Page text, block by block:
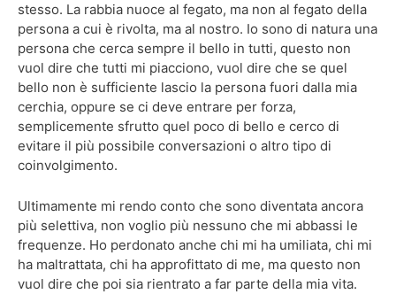
stesso. La rabbia nuoce al fegato, ma non al fegato della
persona a cui è rivolta, ma al nostro. Io sono di natura una
persona che cerca sempre il bello in tutti, questo non
vuol dire che tutti mi piacciono, vuol dire che se quel
bello non è sufficiente lascio la persona fuori dalla mia
cerchia, oppure se ci deve entrare per forza,
semplicemente sfrutto quel poco di bello e cerco di
evitare il più possibile conversazioni o altro tipo di
coinvolgimento.
Ultimamente mi rendo conto che sono diventata ancora
più selettiva, non voglio più nessuno che mi abbassi le
frequenze. Ho perdonato anche chi mi ha umiliata, chi mi
ha maltrattata, chi ha approfittato di me, ma questo non
vuol dire che poi sia rientrato a far parte della mia vita.